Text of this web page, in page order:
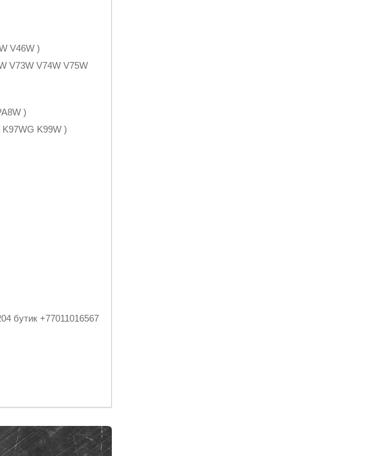
V46W )
V73W V74W V75W
)
K99W )
бутик +77011016567